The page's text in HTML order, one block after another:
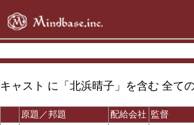
キャスト に「北浜晴子」を含む 全て
原題／邦題 配給会社 監督